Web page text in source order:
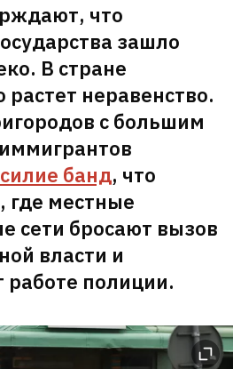
что
зашло
В стране
неравенство.
с большим
банд, что
где местные
сети бросают вызов
власти и
работе полиции.